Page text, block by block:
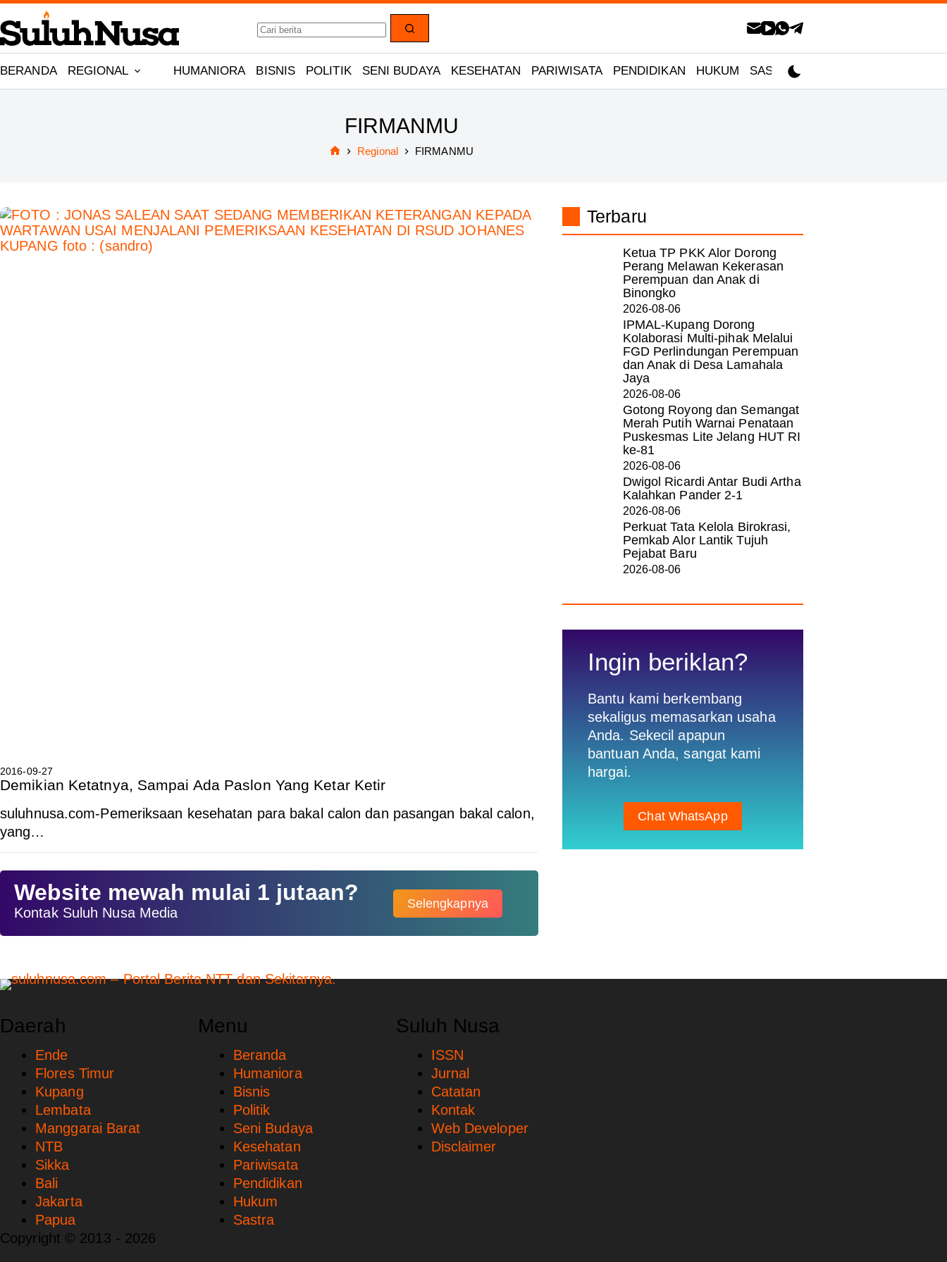
Skip
to
content
No
results
BERANDA REGIONAL HUMANIORA BISNIS POLITIK SENI BUDAYA KESEHATAN PARIWISATA PENDIDIKAN HUKUM SASTRA
FIRMANMU
Regional FIRMANMU
2016-09-27
Demikian Ketatnya, Sampai Ada Paslon Yang Ketar Ketir
suluhnusa.com-Pemeriksaan kesehatan para bakal calon dan pasangan bakal calon,
yang…
Website mewah mulai 1 jutaan?
Kontak Suluh Nusa Media
Selengkapnya
Terbaru
Ketua TP PKK Alor Dorong
Perang Melawan Kekerasan
Perempuan dan Anak di
Binongko
2026-08-06
IPMAL-Kupang Dorong
Kolaborasi Multi-pihak Melalui
FGD Perlindungan Perempuan
dan Anak di Desa Lamahala
Jaya
2026-08-06
Gotong Royong dan Semangat
Merah Putih Warnai Penataan
Puskesmas Lite Jelang HUT RI
ke-81
2026-08-06
Dwigol Ricardi Antar Budi Artha
Kalahkan Pander 2-1
2026-08-06
Perkuat Tata Kelola Birokrasi,
Pemkab Alor Lantik Tujuh
Pejabat Baru
2026-08-06
Ingin beriklan?
Bantu kami berkembang
sekaligus memasarkan usaha
Anda. Sekecil apapun
bantuan Anda, sangat kami
hargai.
Chat WhatsApp
Daerah
Ende
Flores Timur
Kupang
Lembata
Manggarai Barat
NTB
Sikka
Bali
Jakarta
Papua
Menu
Beranda
Humaniora
Bisnis
Politik
Seni Budaya
Kesehatan
Pariwisata
Pendidikan
Hukum
Sastra
Suluh Nusa
ISSN
Jurnal
Catatan
Kontak
Web Developer
Disclaimer
Copyright © 2013 - 2026